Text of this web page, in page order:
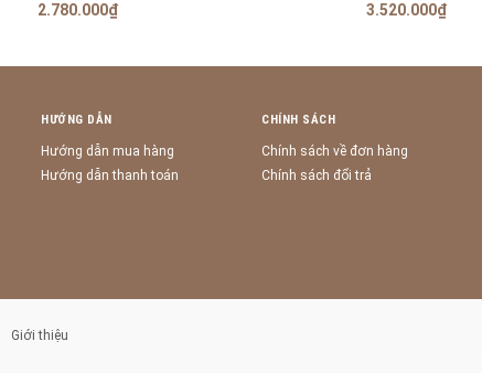
2.780.000₫ 3.520.000₫
HƯỚNG DẪN
Hướng dẫn mua hàng
Hướng dẫn thanh toán
CHÍNH SÁCH
Chính sách về đơn hàng
Chính sách đổi trả
Giới thiệu